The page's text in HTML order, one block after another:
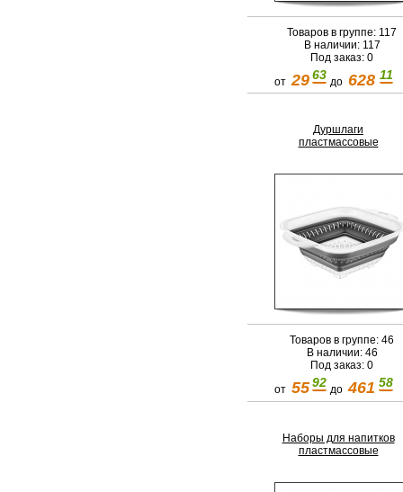
Товаров в группе: 117
В наличии: 117
Под заказ: 0
от 29 63до628 11
Дуршлаги
пластмассовые
Товаров в группе: 46
В наличии: 46
Под заказ: 0
от 55 92до461 58
Наборы для напитков
пластмассовые